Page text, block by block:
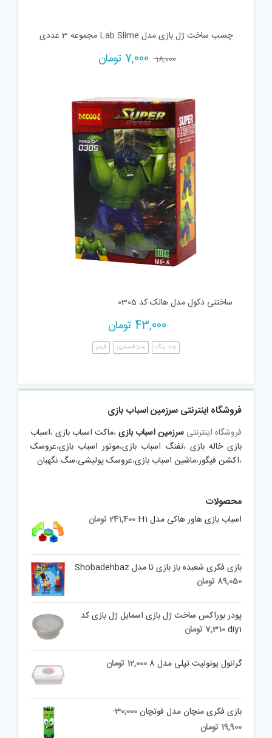
چسب ساخت ژل بازی مدل Lab Slime مجموعه 3 عددی
18,000
Original
18,000 تومان.
7,000 تومان
7,000 تومان.
ساختنی دکول مدل هالک کد 0305
43,000 تومان
چند رنگ سبز فسفری قرمز
فروشگاه اینترنتی سرزمین اسباب بازی
فروشگاه اینترنتی سرزمین اسباب بازی،ماکت اسباب بازی،اسباب
بازی خاله بازی ،تفنگ اسباب بازی،موتور اسباب بازی،عروسک
،اکشن فیگور،ماشین اسباب بازی،عروسک پولیشی،سگ نگهبان
محصولات
اسباب بازی هاور هاکی مدل H1 241,400تومان
بازی فکری شعبده باز بازی تا مدل Shobadehbaz
89,050 تومان
پودر بوراکس ساخت ژل بازی اسمایل ژل بازی کد
diy1
7,310تومان
گرانول یونولیت تپلی مدل 8 12,000 تومان
بازی فکری منچان مدل فوتچان30,000
Original
19,900 تومان